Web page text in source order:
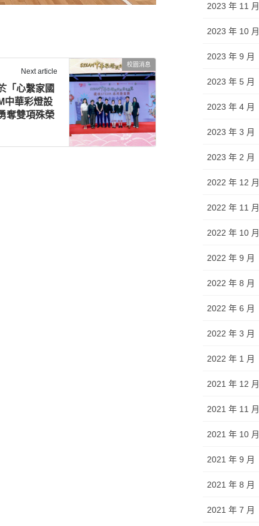
校園消息
Next article
「心繫家國
華彩燈設
奪雙項殊榮
2023 年 11 月
2023 年 10 月
2023 年 9 月
2023 年 5 月
2023 年 4 月
2023 年 3 月
2023 年 2 月
2022 年 12 月
2022 年 11 月
2022 年 10 月
2022 年 9 月
2022 年 8 月
2022 年 6 月
2022 年 3 月
2022 年 1 月
2021 年 12 月
2021 年 11 月
2021 年 10 月
2021 年 9 月
2021 年 8 月
2021 年 7 月